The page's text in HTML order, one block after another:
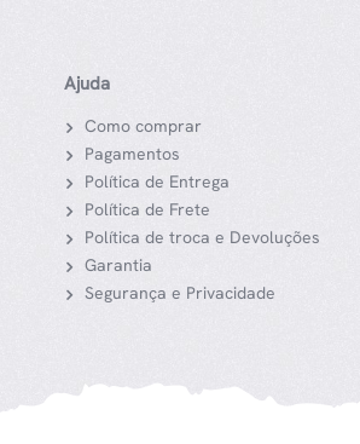
Ajuda
Como comprar
Pagamentos
Política de Entrega
Política de Frete
Política de troca e Devoluções
Garantia
Segurança e Privacidade